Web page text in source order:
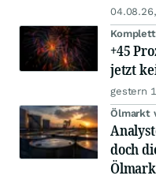
+45
jetzt
gestern
Ölmarkt
doch